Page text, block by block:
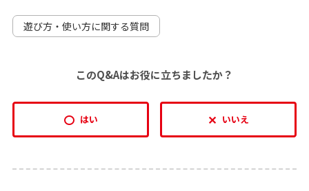
遊び方・使い方に関する質問
このQ&Aはお役に立ちましたか？
はい いいえ